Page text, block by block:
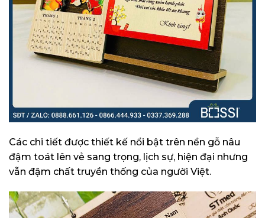
Các chi tiết được thiết kế nổi bật trên nền gỗ nâu
đậm toát lên vẻ sang trọng, lịch sự, hiện đại nhưng
vẫn đậm chất truyền thống của người Việt.